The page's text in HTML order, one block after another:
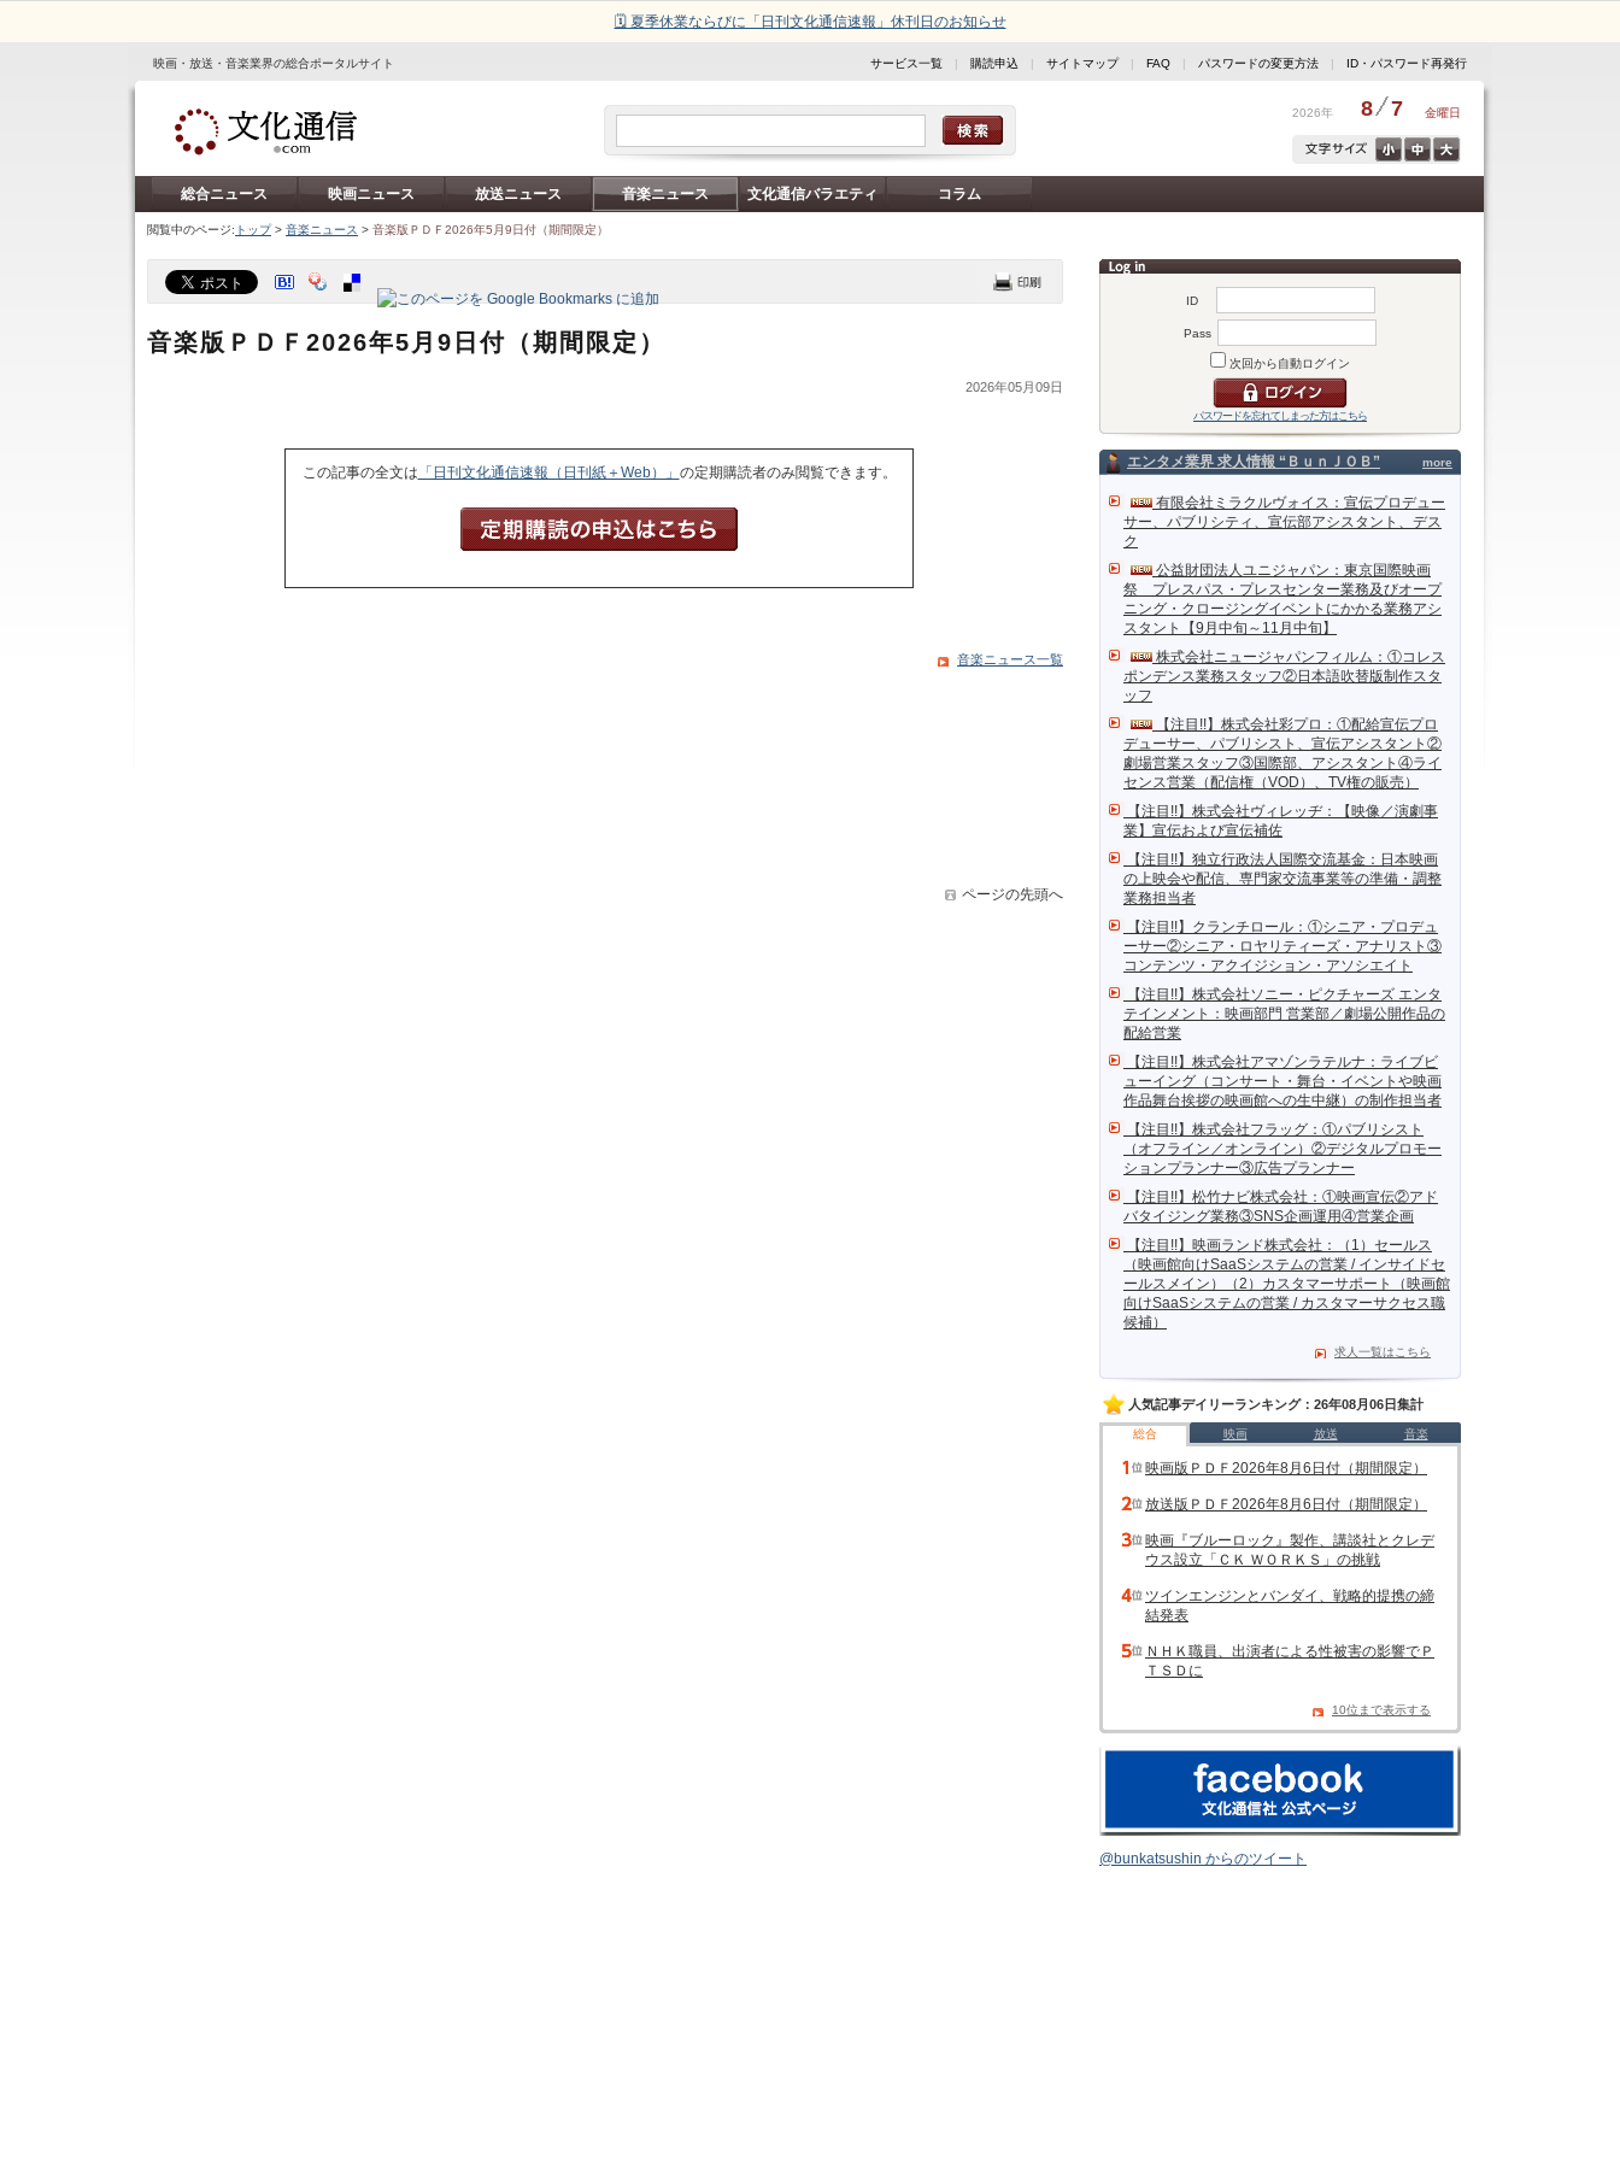
🗓️ 夏季休業ならびに「日刊文化通信速報」休刊日のお知らせ
映画・放送・音楽業界の総合ポータルサイト サービス一覧 | 購読申込 | サイトマップ| FAQ | パスワードの変更方法 | ID・パスワード再発行
2026年 8 7 金曜日
総合ニュース 映画ニュース 放送ニュース 音楽ニュース 文化通信バラエティ コラム
閲覧中のページ: トップ> 音楽ニュース > 音楽版ＰＤＦ2026年5月9日付（期間限定）
ID
Pass
次回から自動ログイン
パスワードを忘れてしまった方はこちら
more
エンタメ業界 求人情報 “ＢｕｎＪＯＢ”
有限会社ミラクルヴォイス：宣伝プロデュー
サー、パブリシティ、宣伝部アシスタント、デス
ク
公益財団法人ユニジャパン：東京国際映画
祭 プレスパス・プレスセンター業務及びオープ
ニング・クロージングイベントにかかる業務アシ
スタント【9月中旬～11月中旬】
株式会社ニュージャパンフィルム：①コレス
ポンデンス業務スタッフ②日本語吹替版制作スタ
ッフ
【注目!!】株式会社彩プロ：①配給宣伝プロ
デューサー、パブリシスト、宣伝アシスタント②
劇場営業スタッフ③国際部、アシスタント④ライ
センス営業（配信権（VOD）、TV権の販売）
【注目!!】株式会社ヴィレッヂ：【映像／演劇事
業】宣伝および宣伝補佐
【注目!!】独立行政法人国際交流基金：日本映画
の上映会や配信、専門家交流事業等の準備・調整
業務担当者
【注目!!】クランチロール：①シニア・プロデュ
ーサー②シニア・ロヤリティーズ・アナリスト③
コンテンツ・アクイジション・アソシエイト
【注目!!】株式会社ソニー・ピクチャーズ エンタ
テインメント：映画部門 営業部／劇場公開作品の
配給営業
【注目!!】株式会社アマゾンラテルナ：ライブビ
ューイング（コンサート・舞台・イベントや映画
作品舞台挨拶の映画館への生中継）の制作担当者
【注目!!】株式会社フラッグ：①パブリシスト
（オフライン／オンライン）②デジタルプロモー
ションプランナー③広告プランナー
【注目!!】松竹ナビ株式会社：①映画宣伝②アド
バタイジング業務③SNS企画運用④営業企画
【注目!!】映画ランド株式会社：（1）セールス
（映画館向けSaaSシステムの営業 / インサイドセ
ールスメイン）（2）カスタマーサポート（映画館
向けSaaSシステムの営業 / カスタマーサクセス職
候補）
求人一覧はこちら
人気記事デイリーランキング：26年08月06日集計
総合 映画 放送 音楽
映画版ＰＤＦ2026年8月6日付（期間限定）
放送版ＰＤＦ2026年8月6日付（期間限定）
映画『ブルーロック』製作、講談社とクレデ
ウス設立「ＣＫ ＷＯＲＫＳ」の挑戦
ツインエンジンとバンダイ、戦略的提携の締
結発表
ＮＨＫ職員、出演者による性被害の影響でＰ
ＴＳＤに
10位まで表示する
@bunkatsushin からのツイート
音楽版ＰＤＦ2026年5月9日付（期間限定）
2026年05月09日
この記事の全文は 「日刊文化通信速報（日刊紙＋Web）」 の定期購読者のみ閲覧できます。
音楽ニュース一覧
ページの先頭へ